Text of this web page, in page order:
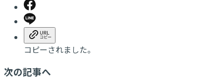
コピーされました。
次の記事へ